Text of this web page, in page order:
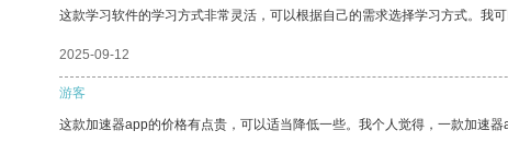
这款学习软件的学习方式非常灵活，可以根据自己的需求选择学习方式。我
2025-09-12
游客
这款加速器app的价格有点贵，可以适当降低一些。我个人觉得，一款加速器